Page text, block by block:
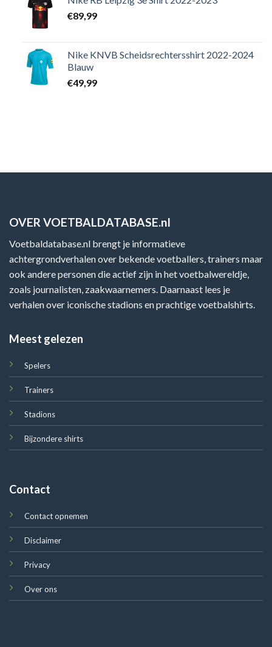
€89,99
Nike KNVB Scheidsrechtersshirt 2022-2024
Blauw
€49,99
OVER VOETBALDATABASE.nl
Voetbaldatabase.nl brengt je informatieve
achtergrondverhalen over bekende voetballers, trainers maar
ook andere personen die actief zijn in het voetbalwereldje,
zoals journalisten, zaakwaarnemers. Daarnaast lees je
verhalen over iconische stadions en prachtige voetbalshirts.
Meest gelezen
Spelers
Trainers
Stadions
Bijzondere shirts
Contact
Contact opnemen
Disclaimer
Privacy
Over ons